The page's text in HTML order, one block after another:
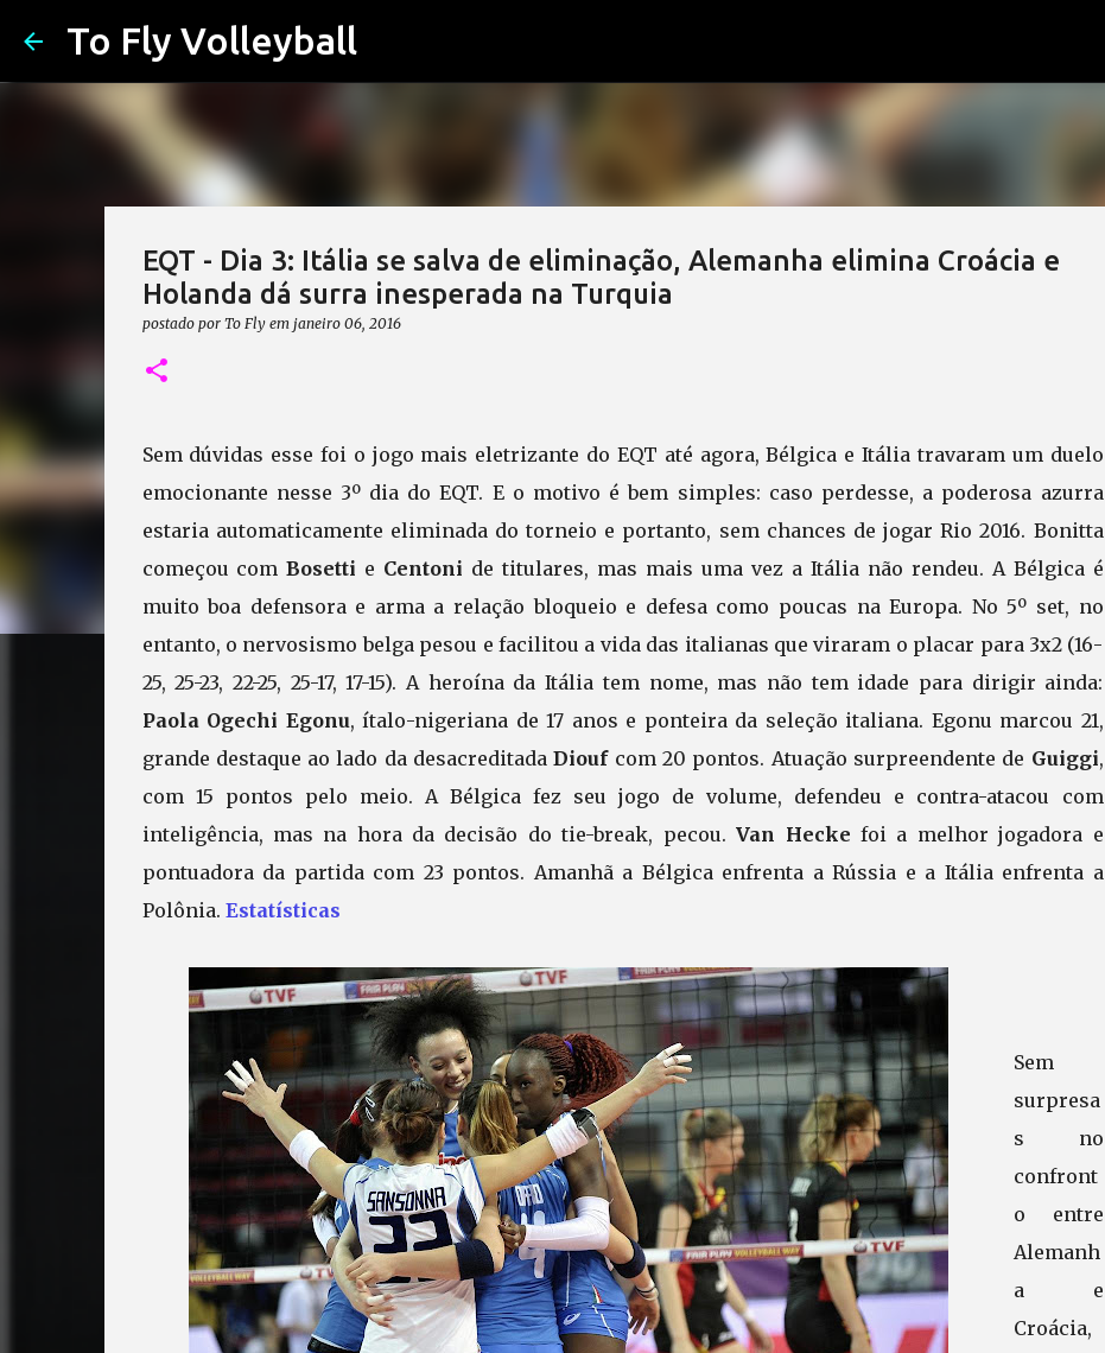
To Fly Volleyball
EQT - Dia 3: Itália se salva de eliminação, Alemanha elimina Croácia e
Holanda dá surra inesperada na Turquia
postado por To Fly em janeiro 06, 2016
Sem dúvidas esse foi o jogo mais eletrizante do EQT até agora, Bélgica e Itália travaram um duelo
emocionante nesse 3º dia do EQT. E o motivo é bem simples: caso perdesse, a poderosa azurra
estaria automaticamente eliminada do torneio e portanto, sem chances de jogar Rio 2016. Bonitta
começou comBosetti e Centoni de titulares, mas mais uma vez a Itália não rendeu. A Bélgica é
muito boa defensora e arma a relação bloqueio e defesa como poucas na Europa. No 5º set, no
entanto, o nervosismo belga pesou e facilitou a vida das italianas que viraram o placar para 3x2 (16-
25, 25-23, 22-25, 25-17, 17-15). A heroína da Itália tem nome, mas não tem idade para dirigir ainda:
Paola Ogechi Egonu, ítalo-nigeriana de 17 anos e ponteira da seleção italiana. Egonu marcou 21,
grande destaque ao lado da desacreditadaDioufcom 20 pontos. Atuação surpreendente de Guiggi,
com 15 pontos pelo meio. A Bélgica fez seu jogo de volume, defendeu e contra-atacou com
inteligência, mas na hora da decisão do tie-break, pecou.Van Hecke foi a melhor jogadora e
pontuadora da partida com 23 pontos. Amanhã a Bélgica enfrenta a Rússia e a Itália enfrenta a
Polônia. Estatísticas
Sem
surpresa
s no
confront
o entre
Alemanh
a e
Croácia,